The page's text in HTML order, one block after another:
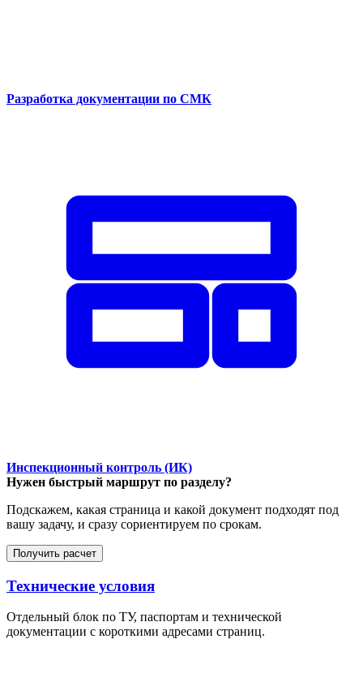
Разработка документации по СМК
Инспекционный контроль (ИК)
Нужен быстрый маршрут по разделу?
Подскажем, какая страница и какой документ подходят под
вашу задачу, и сразу сориентируем по срокам.
Получить расчет
Технические условия
Отдельный блок по ТУ, паспортам и технической
документации с короткими адресами страниц.